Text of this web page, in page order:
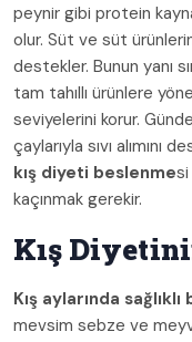
peynir gibi protein
olur. Süt ve süt
destekler. Bunun yanı
tam tahıllı ürünlere
seviyelerini korur.
çaylarıyla sıvı alımını
kış diyeti beslenmesi
kaçınmak gerekir.
Kış
Kış aylarında
mevsim sebze ve